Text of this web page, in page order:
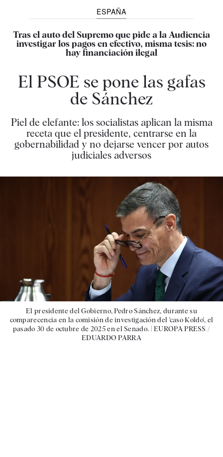
ESPAÑA
Tras el auto del Supremo que pide a la Audiencia
investigar los pagos en efectivo, misma tesis: no
hay financiación ilegal
El PSOE se pone las gafas
de Sánchez
Piel de elefante: los socialistas aplican la misma
receta que el presidente, centrarse en la
gobernabilidad y no dejarse vencer por autos
judiciales adversos
El presidente del Gobierno, Pedro Sánchez, durante su
comparecencia en la comisión de investigación del 'caso Koldo', el
pasado 30 de octubre de 2025 en el Senado. |EUROPA PRESS /
EDUARDO PARRA